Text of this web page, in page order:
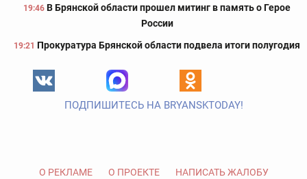
19:46 В Брянской области прошел митинг в память о Герое
России
19:21 Прокуратура Брянской области подвела итоги полугодия
ПОДПИШИТЕСЬ НА BRYANSKTODAY!
О РЕКЛАМЕ О ПРОЕКТЕ НАПИСАТЬ ЖАЛОБУ